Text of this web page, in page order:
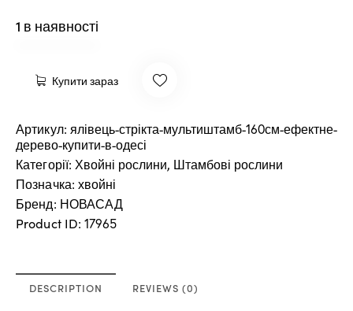
1 в наявності
Купити зараз
Артикул: ялівець-стрікта-мультиштамб-160см-ефектне-
дерево-купити-в-одесі
Категорії:Хвойні рослини, Штамбові рослини
Позначка: хвойні
Бренд: НОВАСАД
Product ID:17965
DESCRIPTION REVIEWS (0)